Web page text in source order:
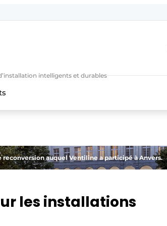
intelligents et durables
auquel Ventiline a participé à Anvers.
les installations